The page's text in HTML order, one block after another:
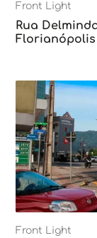
Front Light
Rua
Florianópolis
Front Light